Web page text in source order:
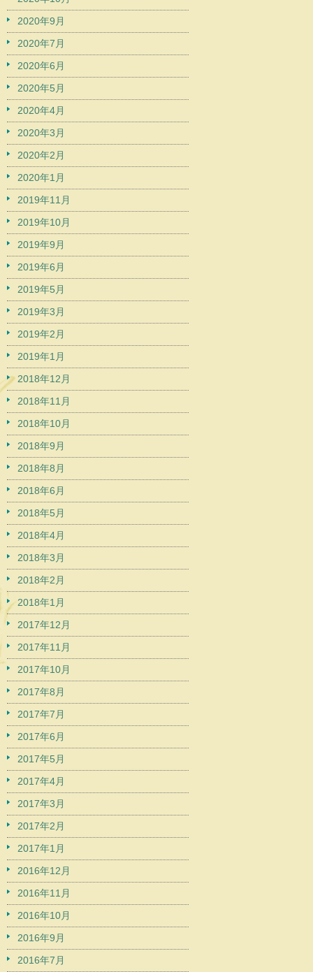
2020年9月
2020年7月
2020年6月
2020年5月
2020年4月
2020年3月
2020年2月
2020年1月
2019年11月
2019年10月
2019年9月
2019年6月
2019年5月
2019年3月
2019年2月
2019年1月
2018年12月
2018年11月
2018年10月
2018年9月
2018年8月
2018年6月
2018年5月
2018年4月
2018年3月
2018年2月
2018年1月
2017年12月
2017年11月
2017年10月
2017年8月
2017年7月
2017年6月
2017年5月
2017年4月
2017年3月
2017年2月
2017年1月
2016年12月
2016年11月
2016年10月
2016年9月
2016年7月